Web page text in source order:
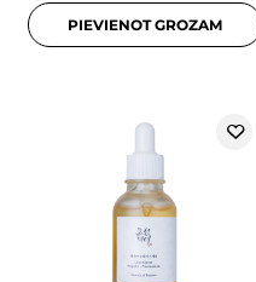
PIEVIENOT GROZAM